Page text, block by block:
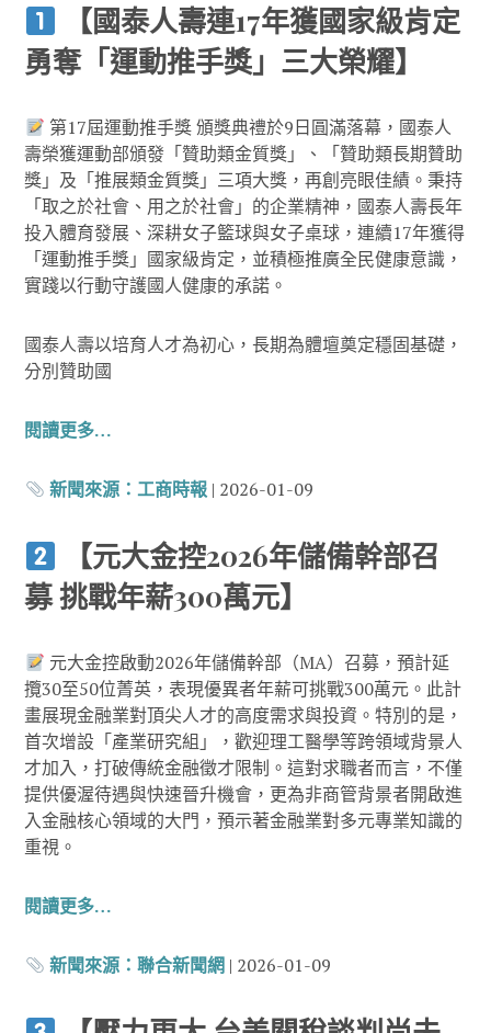
【國泰人壽連17年獲國家級肯定
勇奪「運動推手獎」三大榮耀】
第17屆運動推手獎 頒獎典禮於9日圓滿落幕，國泰人
壽榮獲運動部頒發「贊助類金質獎」、「贊助類長期贊助
獎」及「推展類金質獎」三項大獎，再創亮眼佳績。秉持
「取之於社會、用之於社會」的企業精神，國泰人壽長年
投入體育發展、深耕女子籃球與女子桌球，連續17年獲得
「運動推手獎」國家級肯定，並積極推廣全民健康意識，
實踐以行動守護國人健康的承諾。
國泰人壽以培育人才為初心，長期為體壇奠定穩固基礎，
分別贊助國
閱讀更多…
新聞來源： 工商時報| 2026-01-09
【元大金控2026年儲備幹部召
募 挑戰年薪300萬元】
元大金控啟動2026年儲備幹部（MA）召募，預計延
攬30至50位菁英，表現優異者年薪可挑戰300萬元。此計
畫展現金融業對頂尖人才的高度需求與投資。特別的是，
首次增設「產業研究組」，歡迎理工醫學等跨領域背景人
才加入，打破傳統金融徵才限制。這對求職者而言，不僅
提供優渥待遇與快速晉升機會，更為非商管背景者開啟進
入金融核心領域的大門，預示著金融業對多元專業知識的
重視。
閱讀更多…
新聞來源： 聯合新聞網| 2026-01-09